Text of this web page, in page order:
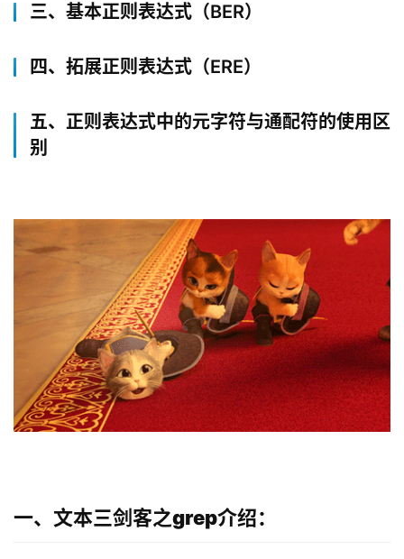
三、基本正则表达式（BER）
四、拓展正则表达式（ERE）
五、正则表达式中的元字符与通配符的使用区
别
一、文本三剑客之grep介绍：